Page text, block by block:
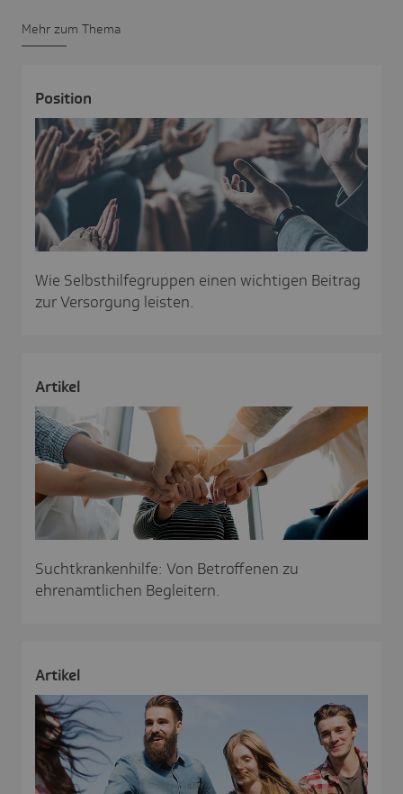
Mehr zum Thema
Posi­tion
Wie Selbsthilfegruppen einen wichtigen Beitrag
zur Versorgung leisten.
Artikel
Suchtkrankenhilfe: Von Betroffenen zu
ehrenamtlichen Begleitern.
Artikel